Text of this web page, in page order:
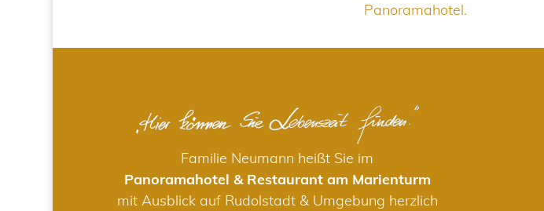
Panoramahotel.
Familie Neumann heißt Sie im
Panoramahotel & Restaurant am Marienturm
mit Ausblick auf Rudolstadt & Umgebung herzlich